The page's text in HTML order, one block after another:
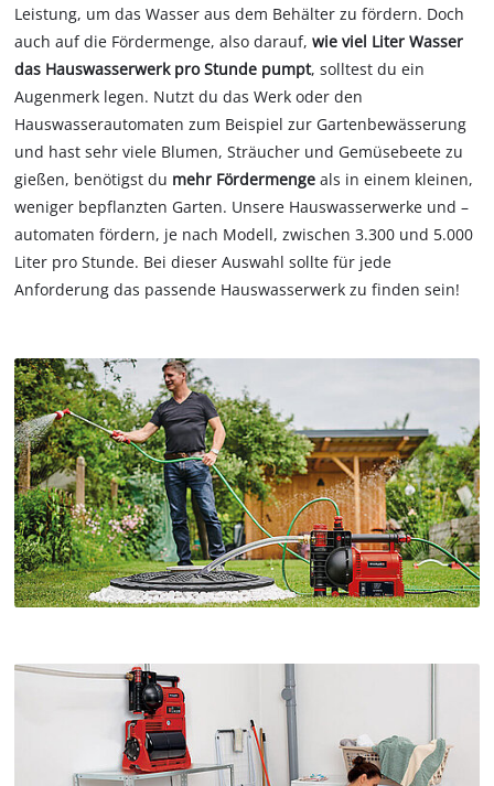
Leistung, um das Wasser aus dem Behälter zu fördern. Doch
auch auf die Fördermenge, also darauf,wie viel Liter Wasser
das Hauswasserwerk pro Stunde pumpt, solltest du ein
Augenmerk legen. Nutzt du das Werk oder den
Hauswasserautomaten zum Beispiel zur Gartenbewässerung
und hast sehr viele Blumen, Sträucher und Gemüsebeete zu
gießen, benötigst du mehr Fördermenge als in einem kleinen,
weniger bepflanzten Garten. Unsere Hauswasserwerke und –
automaten fördern, je nach Modell, zwischen 3.300 und 5.000
Liter pro Stunde. Bei dieser Auswahl sollte für jede
Anforderung das passende Hauswasserwerk zu finden sein!